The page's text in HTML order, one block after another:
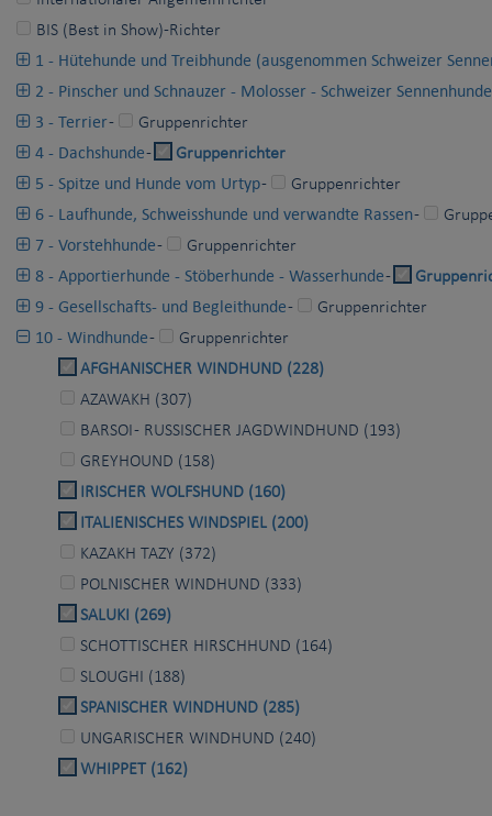
BIS (Best in Show)-Richter
1 - Hütehunde und Treibhunde (ausgenommen Schweizer
2 - Pinscher und Schnauzer - Molosser - Schweizer Sennenhunde
3 - Terrier- Gruppenrichter
4 - Dachshunde- Gruppenrichter
5 - Spitze und Hunde vom Urtyp- Gruppenrichter
6 - Laufhunde, Schweisshunde und verwandte Rassen-
7 - Vorstehhunde- Gruppenrichter
8 - Apportierhunde - Stöberhunde - Wasserhunde-
9 - Gesellschafts- und Begleithunde- Gruppenrichter
10 - Windhunde-
Gruppenrichter
AFGHANISCHER WINDHUND (228)
AZAWAKH (307)
BARSOI - RUSSISCHER JAGDWINDHUND (193)
GREYHOUND (158)
IRISCHER WOLFSHUND (160)
ITALIENISCHES WINDSPIEL (200)
KAZAKH TAZY (372)
POLNISCHER WINDHUND (333)
SALUKI (269)
SCHOTTISCHER HIRSCHHUND (164)
SLOUGHI (188)
SPANISCHER WINDHUND (285)
UNGARISCHER WINDHUND (240)
WHIPPET (162)